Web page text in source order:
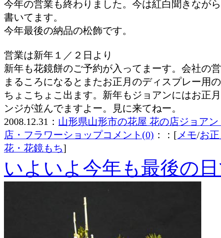
今年の営業も終わりました。今は紅白聞きなが
書いてます。
今年最後の納品の松飾です。
営業は新年１／２日より
新年も花鏡餅のご予約が入ってまーす。会社の
まるころになるとまたお正月のディスプレー用
ちょこちょこ出ます。新年もジョアンにはお正
ンジが並んでますよー。見に来てねー。
2008.12.31： 山形県山形市の花屋 花の店ジョア
店・フラワーショップコメント(0) ：：[メモ/お
花・花鏡もち]
いよいよ今年も最後の